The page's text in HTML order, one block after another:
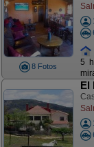
8 Fotos
5
El